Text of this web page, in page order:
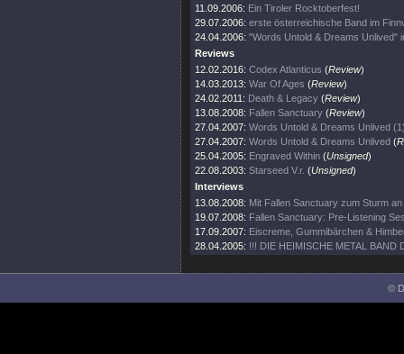
11.09.2006: Ein Tiroler Rocktoberfest!
29.07.2006: erste österreichische Band im
24.04.2006: "Words Untold & Dreams Unlived"
Reviews
12.02.2016: Codex Atlanticus (Review)
14.03.2013: War Of Ages (Review)
24.02.2011: Death & Legacy (Review)
13.08.2008: Fallen Sanctuary (Review)
27.04.2007: Words Untold & Dreams Unlived
27.04.2007: Words Untold & Dreams Unlived (
25.04.2005: Engraved Within (Unsigned)
22.08.2003: Starseed V.r. (Unsigned)
Interviews
13.08.2008: Mit Fallen Sanctuary zum Sturm
19.07.2008: Fallen Sanctuary: Pre-Listening
17.09.2007: Eiscreme, Gummibärchen &
28.04.2005: !!! DIE HEIMISCHE METAL BAND
©